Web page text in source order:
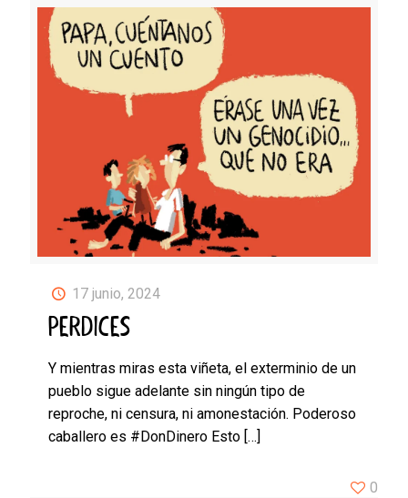
17 junio, 2024
PERDICES
Y mientras miras esta viñeta, el exterminio de un
pueblo sigue adelante sin ningún tipo de
reproche, ni censura, ni amonestación. Poderoso
caballero es #DonDinero Esto […]
0